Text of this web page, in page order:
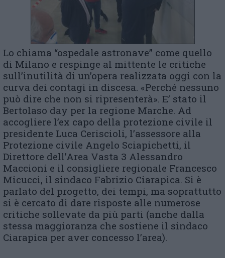
Lo chiama “ospedale astronave” come quello
di Milano e respinge al mittente le critiche
sull’inutilità di un’opera realizzata oggi con la
curva dei contagi in discesa. «Perché nessuno
può dire che non si ripresenterà». E’ stato il
Bertolaso day per la regione Marche. Ad
accogliere l’ex capo della protezione civile il
presidente Luca Ceriscioli, l’assessore alla
Protezione civile Angelo Sciapichetti, il
Direttore dell’Area Vasta 3 Alessandro
Maccioni e il consigliere regionale Francesco
Micucci, il sindaco Fabrizio Ciarapica. Si è
parlato del progetto, dei tempi, ma soprattutto
si è cercato di dare risposte alle numerose
critiche sollevate da più parti (anche dalla
stessa maggioranza che sostiene il sindaco
Ciarapica per aver concesso l’area).